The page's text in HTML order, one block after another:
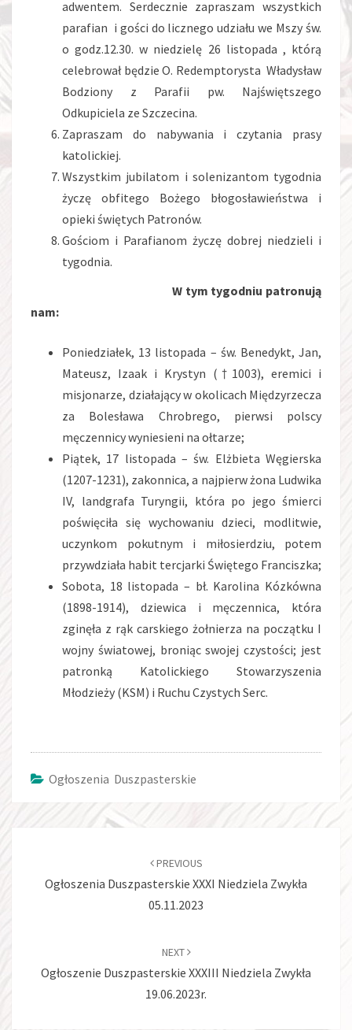
adwentem. Serdecznie zapraszam wszystkich
parafian i gości do licznego udziału we Mszy św.
o godz.12.30. w niedzielę 26 listopada , którą
celebrował będzie O. Redemptorysta Władysław
Bodziony z Parafii pw. Najświętszego
Odkupiciela ze Szczecina.
Zapraszam do nabywania i czytania prasy
katolickiej.
Wszystkim jubilatom i solenizantom tygodnia
życzę obfitego Bożego błogosławieństwa i
opieki świętych Patronów.
Gościom i Parafianom życzę dobrej niedzieli i
tygodnia.
W tym tygodniu patronują
nam:
Poniedziałek, 13 listopada – św. Benedykt, Jan,
Mateusz, Izaak i Krystyn (†1003), eremici i
misjonarze, działający w okolicach Międzyrzecza
za Bolesława Chrobrego, pierwsi polscy
męczennicy wyniesieni na ołtarze;
Piątek, 17 listopada – św. Elżbieta Węgierska
(1207-1231), zakonnica, a najpierw żona Ludwika
IV, landgrafa Turyngii, która po jego śmierci
poświęciła się wychowaniu dzieci, modlitwie,
uczynkom pokutnym i miłosierdziu, potem
przywdziała habit tercjarki Świętego Franciszka;
Sobota, 18 listopada – bł. Karolina Kózkówna
(1898-1914), dziewica i męczennica, która
zginęła z rąk carskiego żołnierza na początku I
wojny światowej, broniąc swojej czystości; jest
patronką Katolickiego Stowarzyszenia
Młodzieży (KSM) i Ruchu Czystych Serc.
Ogłoszenia Duszpasterskie
PREVIOUS
Ogłoszenia Duszpasterskie XXXI Niedziela Zwykła
05.11.2023
NEXT
Ogłoszenie Duszpasterskie XXXIII Niedziela Zwykła
19.06.2023r.